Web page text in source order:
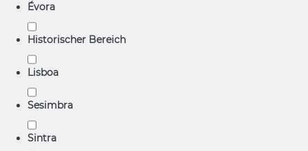
Évora
Historischer Bereich
Lisboa
Sesimbra
Sintra